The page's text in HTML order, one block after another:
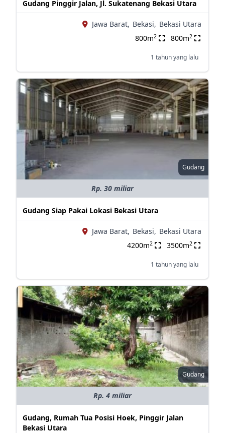
Gudang Pinggir Jalan, Jl. Sukatenang Bekasi Utara
Jawa Barat, Bekasi, Bekasi Utara
800m2 800m2
1 tahun yang lalu
Gudang
Rp. 30 miliar
Gudang Siap Pakai Lokasi Bekasi Utara
Jawa Barat, Bekasi, Bekasi Utara
4200m2 3500m2
1 tahun yang lalu
Gudang
Rp. 4 miliar
Gudang, Rumah Tua Posisi Hoek, Pinggir Jalan
Bekasi Utara